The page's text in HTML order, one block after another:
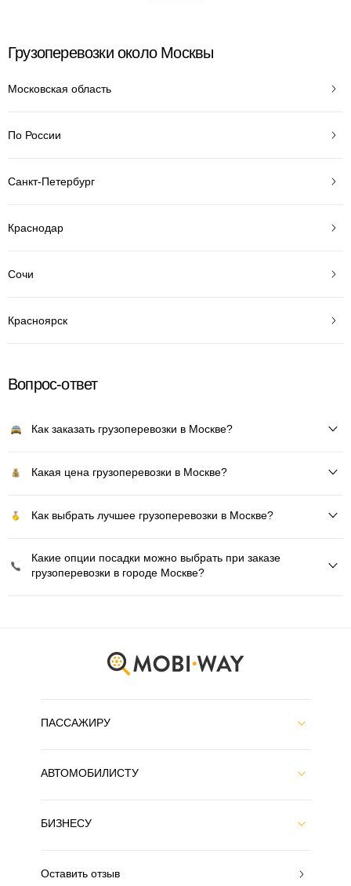
Грузоперевозки около Москвы
Московская область
По России
Санкт-Петербург
Краснодар
Сочи
Красноярск
Вопрос-ответ
Как заказать грузоперевозки в Москве?
Какая цена грузоперевозки в Москве?
Как выбрать лучшее грузоперевозки в Москве?
Какие опции посадки можно выбрать при заказе
грузоперевозки в городе Москве?
ПАССАЖИРУ
АВТОМОБИЛИСТУ
БИЗНЕСУ
Оставить отзыв